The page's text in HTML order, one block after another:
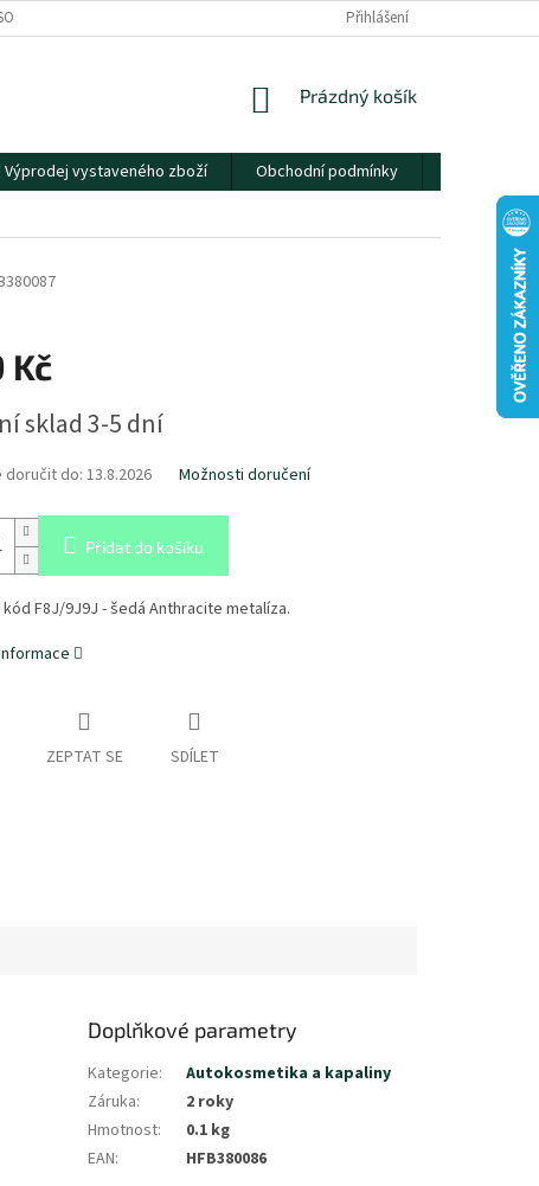
ÚDAJŮ Přihlášení
NÁKUPNÍ
Prázdný košík
Výprodej vystaveného zboží Obchodní podmínky
Kč
sklad 3-5 dní
doručit do:13.8.2026 Možnosti doručení
Přidat do košíku
F8J/9J9J - šedá Anthracite metalíza.
ZEPTAT SE SDÍLET
Doplňkové parametry
Kategorie:
Autokosmetika a kapaliny
Záruka:
2 roky
Hmotnost:
0.1 kg
EAN: HFB380086